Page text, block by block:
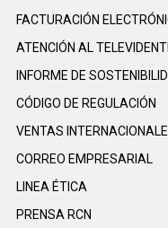
FACTURACIÓN
ATENCIÓN AL
INFORME DE
CÓDIGO DE REGULACIÓN
VENTAS
CORREO EMPRESARIAL
LINEA ÉTICA
PRENSA RCN